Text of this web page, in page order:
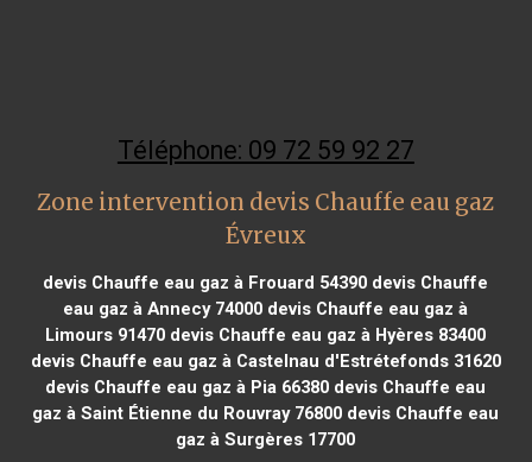
Téléphone: 09 72 59 92 27
Zone intervention devis Chauffe eau gaz
Évreux
devis Chauffe eau gaz à Frouard 54390 devis Chauffe
eau gaz à Annecy 74000 devis Chauffe eau gaz à
Limours 91470 devis Chauffe eau gaz à Hyères 83400
devis Chauffe eau gaz à Castelnau d'Estrétefonds 31620
devis Chauffe eau gaz à Pia 66380 devis Chauffe eau
gaz à Saint Étienne du Rouvray 76800 devis Chauffe eau
gaz à Surgères 17700